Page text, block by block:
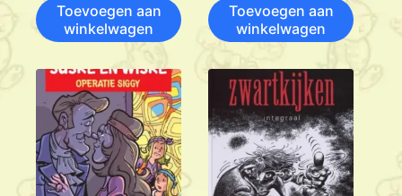
Toevoegen aan
winkelwagen
Toevoegen aan
winkelwagen